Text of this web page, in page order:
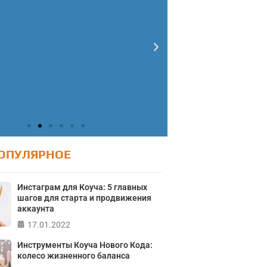
Тест: Как я
свою
жизнь?
тест на основе шкалы
контроля Джулиана Роттера
Инстаграм для Коуча: 5 главных
шагов для старта и продвижения
аккаунта
17.01.2022
Инструменты Коуча Нового Кода:
колесо жизненного баланса